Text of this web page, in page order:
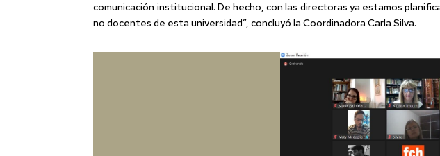
comunicación institucional. De hecho, con las directoras ya estamos
no docentes de esta universidad”, concluyó la Coordinadora Carla Silva.